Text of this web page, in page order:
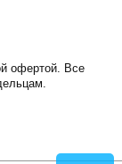
офертой. Все